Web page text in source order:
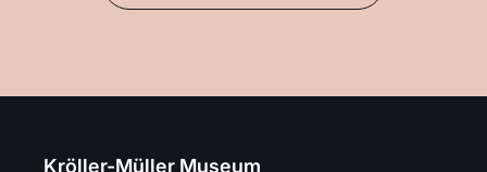
Kröller-Müller Museum